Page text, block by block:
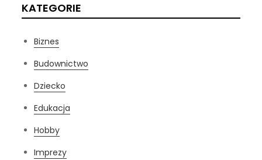
KATEGORIE
Biznes
Budownictwo
Dziecko
Edukacja
Hobby
Imprezy